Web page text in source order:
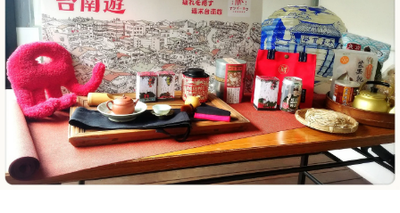
한국어
日本語
流行文化
創新趨勢
在地故事
關於我們 網站政策